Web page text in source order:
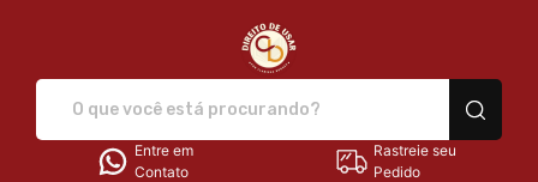
Entre em
Contato
Rastreie seu
Pedido